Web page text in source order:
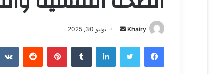
Khairy
أ
ل
يونيو 30, 2025
فيسبوك تويتر لينكدإن ‏Tumblr بينتيريست ‏Reddit